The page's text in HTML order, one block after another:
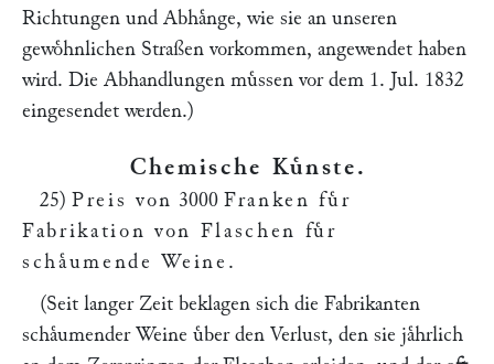
Richtungen und Abhaͤnge, wie sie an unseren
gewoͤhnlichen Straßen vorkommen, angewendet haben
wird. Die Abhandlungen muͤssen vor dem 1. Jul. 1832
eingesendet werden.)
Chemische Kuͤnste.
25) Preis von 3000 Franken fuͤr
Fabrikation von Flaschen fuͤr
schaͤumende Weine .
(Seit langer Zeit beklagen sich die Fabrikanten
schaͤumender Weine uͤber den Verlust, den sie jaͤhrlich